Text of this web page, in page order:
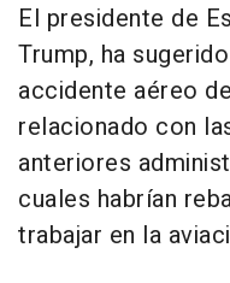
El presidente de
Trump, ha
accidente aéreo
relacionado con
anteriores
cuales habrían
trabajar en la